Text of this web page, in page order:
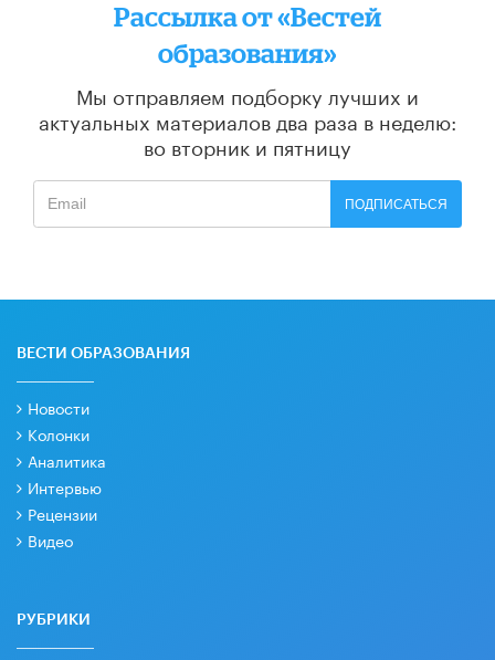
Рассылка от «Вестей
образования»
Мы отправляем подборку лучших и
актуальных материалов два раза в неделю:
во вторник и пятницу
ПОДПИСАТЬСЯ
ВЕСТИ ОБРАЗОВАНИЯ
Новости
Колонки
Аналитика
Интервью
Рецензии
Видео
РУБРИКИ